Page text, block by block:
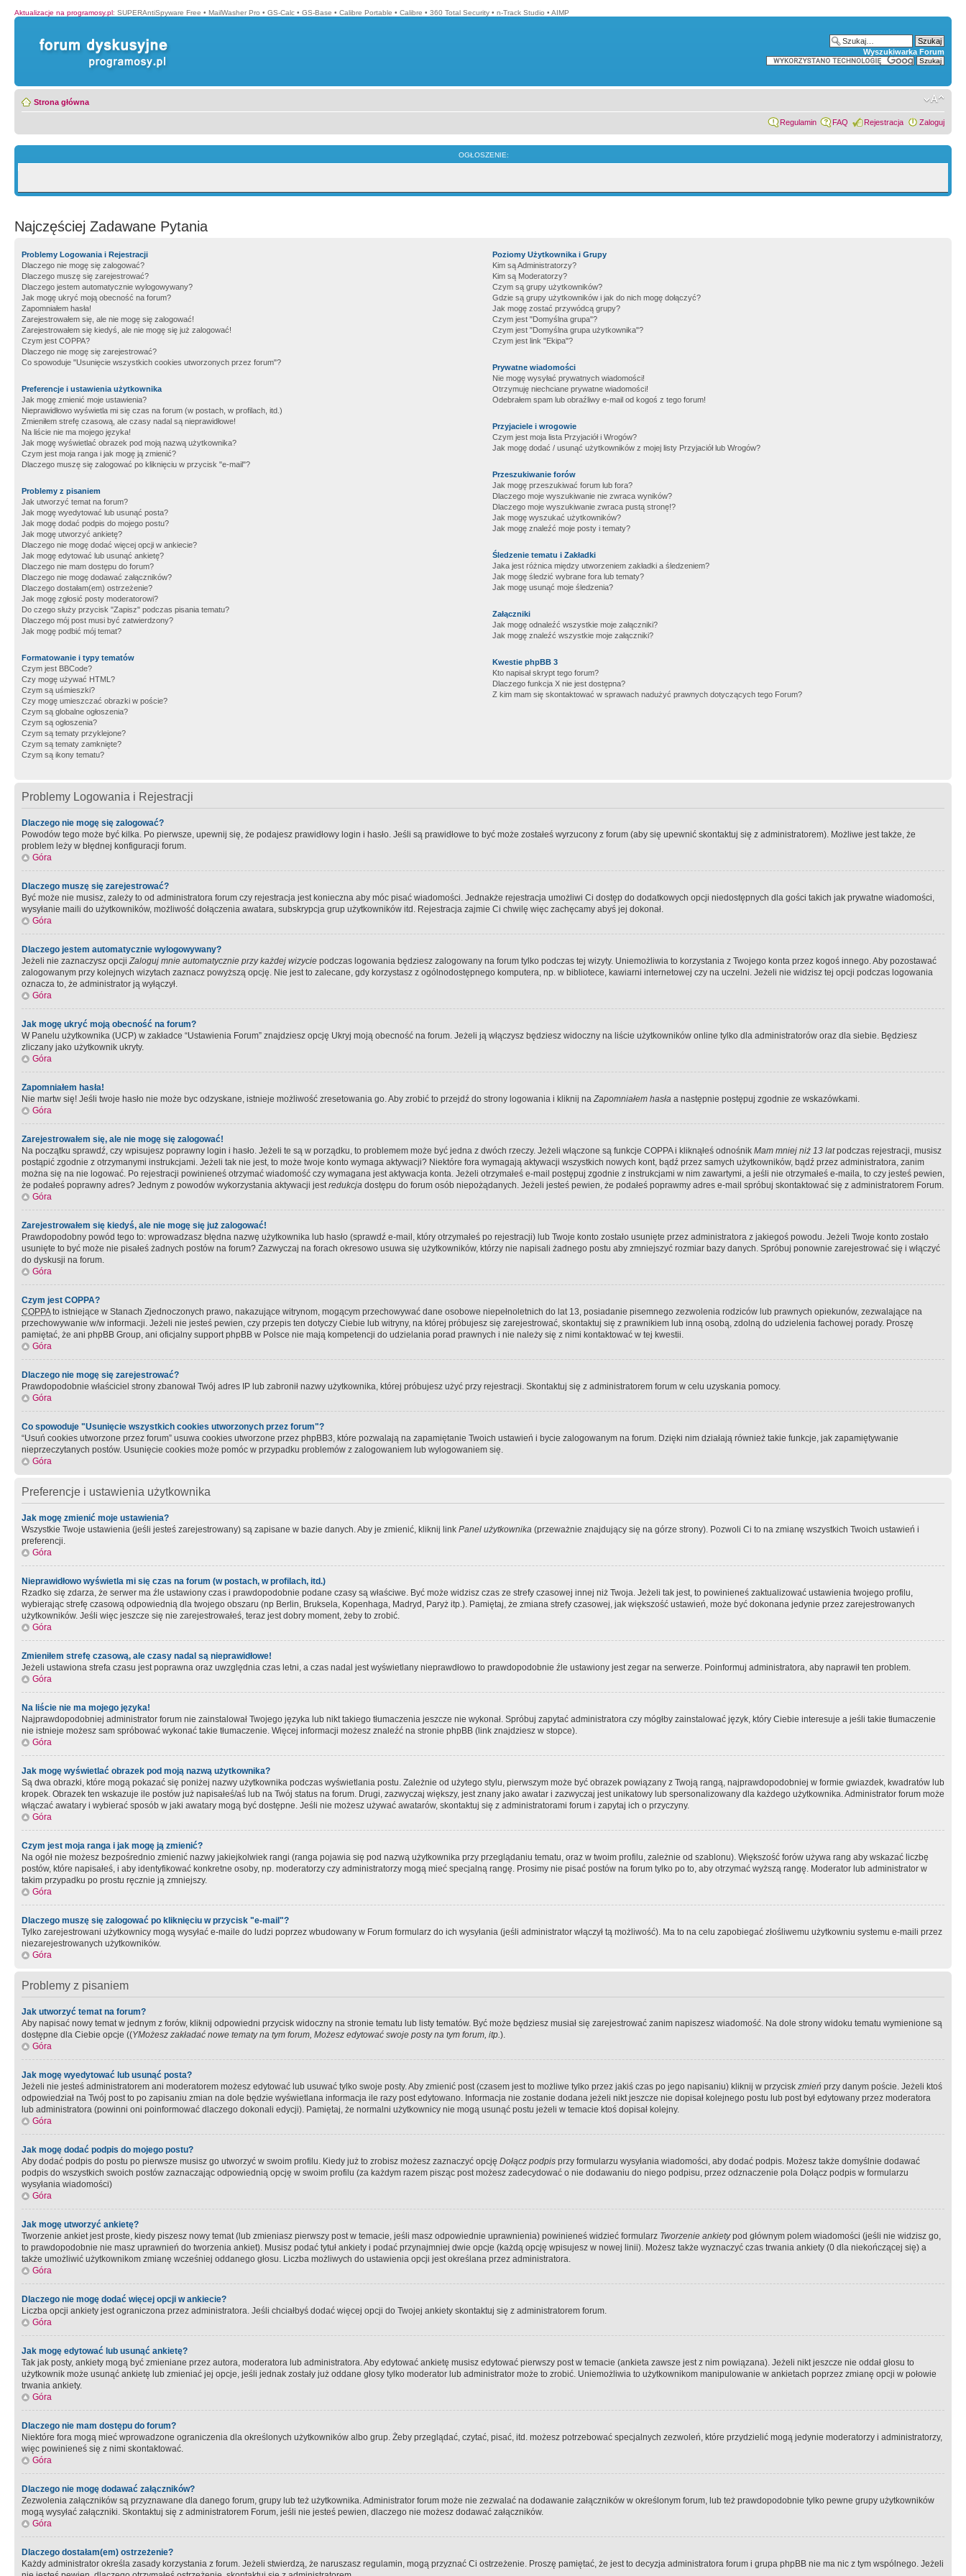
Aktualizacje na programosy.pl: SUPERAntiSpyware Free • MailWasher Pro • GS-Calc • GS-Base • Calibre Portable • Calibre • 360 Total Security • n-Track Studio • AIMP
Wyszukiwarka Forum
Strona główna
Regulamin FAQ Rejestracja Zaloguj
OGŁOSZENIE:
Najczęściej Zadawane Pytania
Problemy Logowania i Rejestracji
Dlaczego nie mogę się zalogować?
Dlaczego muszę się zarejestrować?
Dlaczego jestem automatycznie wylogowywany?
Jak mogę ukryć moją obecność na forum?
Zapomniałem hasła!
Zarejestrowałem się, ale nie mogę się zalogować!
Zarejestrowałem się kiedyś, ale nie mogę się już zalogować!
Czym jest COPPA?
Dlaczego nie mogę się zarejestrować?
Co spowoduje "Usunięcie wszystkich cookies utworzonych przez forum"?
Preferencje i ustawienia użytkownika
Jak mogę zmienić moje ustawienia?
Nieprawidłowo wyświetla mi się czas na forum (w postach, w profilach, itd.)
Zmieniłem strefę czasową, ale czasy nadal są nieprawidłowe!
Na liście nie ma mojego języka!
Jak mogę wyświetlać obrazek pod moją nazwą użytkownika?
Czym jest moja ranga i jak mogę ją zmienić?
Dlaczego muszę się zalogować po kliknięciu w przycisk "e-mail"?
Problemy z pisaniem
Jak utworzyć temat na forum?
Jak mogę wyedytować lub usunąć posta?
Jak mogę dodać podpis do mojego postu?
Jak mogę utworzyć ankietę?
Dlaczego nie mogę dodać więcej opcji w ankiecie?
Jak mogę edytować lub usunąć ankietę?
Dlaczego nie mam dostępu do forum?
Dlaczego nie mogę dodawać załączników?
Dlaczego dostałam(em) ostrzeżenie?
Jak mogę zgłosić posty moderatorowi?
Do czego służy przycisk "Zapisz" podczas pisania tematu?
Dlaczego mój post musi być zatwierdzony?
Jak mogę podbić mój temat?
Formatowanie i typy tematów
Czym jest BBCode?
Czy mogę używać HTML?
Czym są uśmieszki?
Czy mogę umieszczać obrazki w poście?
Czym są globalne ogłoszenia?
Czym są ogłoszenia?
Czym są tematy przyklejone?
Czym są tematy zamknięte?
Czym są ikony tematu?
Poziomy Użytkownika i Grupy
Kim są Administratorzy?
Kim są Moderatorzy?
Czym są grupy użytkowników?
Gdzie są grupy użytkowników i jak do nich mogę dołączyć?
Jak mogę zostać przywódcą grupy?
Czym jest "Domyślna grupa"?
Czym jest "Domyślna grupa użytkownika"?
Czym jest link "Ekipa"?
Prywatne wiadomości
Nie mogę wysyłać prywatnych wiadomości!
Otrzymuję niechciane prywatne wiadomości!
Odebrałem spam lub obraźliwy e-mail od kogoś z tego forum!
Przyjaciele i wrogowie
Czym jest moja lista Przyjaciół i Wrogów?
Jak mogę dodać / usunąć użytkowników z mojej listy Przyjaciół lub Wrogów?
Przeszukiwanie forów
Jak mogę przeszukiwać forum lub fora?
Dlaczego moje wyszukiwanie nie zwraca wyników?
Dlaczego moje wyszukiwanie zwraca pustą stronę!?
Jak mogę wyszukać użytkowników?
Jak mogę znaleźć moje posty i tematy?
Śledzenie tematu i Zakładki
Jaka jest różnica między utworzeniem zakładki a śledzeniem?
Jak mogę śledzić wybrane fora lub tematy?
Jak mogę usunąć moje śledzenia?
Załączniki
Jak mogę odnaleźć wszystkie moje załączniki?
Jak mogę znaleźć wszystkie moje załączniki?
Kwestie phpBB 3
Kto napisał skrypt tego forum?
Dlaczego funkcja X nie jest dostępna?
Z kim mam się skontaktować w sprawach nadużyć prawnych dotyczących tego Forum?
Problemy Logowania i Rejestracji
Dlaczego nie mogę się zalogować?
Powodów tego może być kilka. Po pierwsze, upewnij się, że podajesz prawidłowy login i hasło. Jeśli są prawidłowe to być może zostałeś wyrzucony z forum (aby się upewnić skontaktuj się z administratorem). Możliwe jest także, że
problem leży w błędnej konfiguracji forum.
Góra
Dlaczego muszę się zarejestrować?
Być może nie musisz, zależy to od administratora forum czy rejestracja jest konieczna aby móc pisać wiadomości. Jednakże rejestracja umożliwi Ci dostęp do dodatkowych opcji niedostępnych dla gości takich jak prywatne wiadomości,
wysyłanie maili do użytkowników, możliwość dołączenia awatara, subskrypcja grup użytkowników itd. Rejestracja zajmie Ci chwilę więc zachęcamy abyś jej dokonał.
Góra
Dlaczego jestem automatycznie wylogowywany?
Jeżeli nie zaznaczysz opcjiZaloguj mnie automatycznie przy każdej wizycie podczas logowania będziesz zalogowany na forum tylko podczas tej wizyty. Uniemożliwia to korzystania z Twojego konta przez kogoś innego. Aby pozostawać
zalogowanym przy kolejnych wizytach zaznacz powyższą opcję. Nie jest to zalecane, gdy korzystasz z ogólnodostępnego komputera, np. w bibliotece, kawiarni internetowej czy na uczelni. Jeżeli nie widzisz tej opcji podczas logowania
oznacza to, że administrator ją wyłączył.
Góra
Jak mogę ukryć moją obecność na forum?
W Panelu użytkownika (UCP) w zakładce “Ustawienia Forum” znajdziesz opcję Ukryj moją obecność na forum. Jeżeli ją włączysz będziesz widoczny na liście użytkowników online tylko dla administratorów oraz dla siebie. Będziesz
zliczany jako użytkownik ukryty.
Góra
Zapomniałem hasła!
Nie martw się! Jeśli twoje hasło nie może byc odzyskane, istnieje możliwość zresetowania go. Aby zrobić to przejdź do strony logowania i kliknij naZapomniałem hasła a następnie postępuj zgodnie ze wskazówkami.
Góra
Zarejestrowałem się, ale nie mogę się zalogować!
Na początku sprawdź, czy wpisujesz poprawny login i hasło. Jeżeli te są w porządku, to problemem może być jedna z dwóch rzeczy. Jeżeli włączone są funkcje COPPA i kliknąłeś odnośnik Mam mniej niż 13 latpodczas rejestracji, musisz
postąpić zgodnie z otrzymanymi instrukcjami. Jeżeli tak nie jest, to może twoje konto wymaga aktywacji? Niektóre fora wymagają aktywacji wszystkich nowych kont, bądź przez samych użytkowników, bądź przez administratora, zanim
można się na nie logować. Po rejestracji powinieneś otrzymać wiadomość czy wymagana jest aktywacja konta. Jeżeli otrzymałeś e-mail postępuj zgodnie z instrukcjami w nim zawartymi, a jeśli nie otrzymałeś e-maila, to czy jesteś pewien,
że podałeś poprawny adres? Jednym z powodów wykorzystania aktywacji jestredukcja dostępu do forum osób niepożądanych. Jeżeli jesteś pewien, że podałeś poprawmy adres e-mail spróbuj skontaktować się z administratorem Forum.
Góra
Zarejestrowałem się kiedyś, ale nie mogę się już zalogować!
Prawdopodobny powód tego to: wprowadzasz błędna nazwę użytkownika lub hasło (sprawdź e-mail, który otrzymałeś po rejestracji) lub Twoje konto zostało usunięte przez administratora z jakiegoś powodu. Jeżeli Twoje konto zostało
usunięte to być może nie pisałeś żadnych postów na forum? Zazwyczaj na forach okresowo usuwa się użytkowników, którzy nie napisali żadnego postu aby zmniejszyć rozmiar bazy danych. Spróbuj ponownie zarejestrować się i włączyć
do dyskusji na forum.
Góra
Czym jest COPPA?
COPPAto istniejące w Stanach Zjednoczonych prawo, nakazujące witrynom, mogącym przechowywać dane osobowe niepełnoletnich do lat 13, posiadanie pisemnego zezwolenia rodziców lub prawnych opiekunów, zezwalające na
przechowywanie w/w informacji. Jeżeli nie jesteś pewien, czy przepis ten dotyczy Ciebie lub witryny, na której próbujesz się zarejestrować, skontaktuj się z prawnikiem lub inną osobą, zdolną do udzielenia fachowej porady. Proszę
pamiętać, że ani phpBB Group, ani oficjalny support phpBB w Polsce nie mają kompetencji do udzielania porad prawnych i nie należy się z nimi kontaktować w tej kwestii.
Góra
Dlaczego nie mogę się zarejestrować?
Prawdopodobnie właściciel strony zbanował Twój adres IP lub zabronił nazwy użytkownika, której próbujesz użyć przy rejestracji. Skontaktuj się z administratorem forum w celu uzyskania pomocy.
Góra
Co spowoduje "Usunięcie wszystkich cookies utworzonych przez forum"?
“Usuń cookies utworzone przez forum” usuwa cookies utworzone przez phpBB3, które pozwalają na zapamiętanie Twoich ustawień i bycie zalogowanym na forum. Dzięki nim działają również takie funkcje, jak zapamiętywanie
nieprzeczytanych postów. Usunięcie cookies może pomóc w przypadku problemów z zalogowaniem lub wylogowaniem się.
Góra
Preferencje i ustawienia użytkownika
Jak mogę zmienić moje ustawienia?
Wszystkie Twoje ustawienia (jeśli jesteś zarejestrowany) są zapisane w bazie danych. Aby je zmienić, kliknij link Panel użytkownika (przeważnie znajdujący się na górze strony). Pozwoli Ci to na zmianę wszystkich Twoich ustawień i
preferencji.
Góra
Nieprawidłowo wyświetla mi się czas na forum (w postach, w profilach, itd.)
Rzadko się zdarza, że serwer ma źle ustawiony czas i prawdopodobnie podane czasy są właściwe. Być może widzisz czas ze strefy czasowej innej niż Twoja. Jeżeli tak jest, to powinieneś zaktualizować ustawienia twojego profilu,
wybierając strefę czasową odpowiednią dla twojego obszaru (np Berlin, Bruksela, Kopenhaga, Madryd, Paryż itp.). Pamiętaj, że zmiana strefy czasowej, jak większość ustawień, może być dokonana jedynie przez zarejestrowanych
użytkowników. Jeśli więc jeszcze się nie zarejestrowałeś, teraz jest dobry moment, żeby to zrobić.
Góra
Zmieniłem strefę czasową, ale czasy nadal są nieprawidłowe!
Jeżeli ustawiona strefa czasu jest poprawna oraz uwzględnia czas letni, a czas nadal jest wyświetlany nieprawdłowo to prawdopodobnie źle ustawiony jest zegar na serwerze. Poinformuj administratora, aby naprawił ten problem.
Góra
Na liście nie ma mojego języka!
Najprawdopodobniej administrator forum nie zainstalował Twojego języka lub nikt takiego tłumaczenia jeszcze nie wykonał. Spróbuj zapytać administratora czy mógłby zainstalować język, który Ciebie interesuje a jeśli takie tłumaczenie
nie istnieje możesz sam spróbować wykonać takie tłumaczenie. Więcej informacji możesz znaleźć na stronie phpBB (link znajdziesz w stopce).
Góra
Jak mogę wyświetlać obrazek pod moją nazwą użytkownika?
Są dwa obrazki, które mogą pokazać się poniżej nazwy użytkownika podczas wyświetlania postu. Zależnie od użytego stylu, pierwszym może być obrazek powiązany z Twoją rangą, najprawdopodobniej w formie gwiazdek, kwadratów lub
kropek. Obrazek ten wskazuje ile postów już napisałeś/aś lub na Twój status na forum. Drugi, zazwyczaj większy, jest znany jako awatar i zazwyczaj jest unikatowy lub spersonalizowany dla każdego użytkownika. Administrator forum może
włączać awatary i wybierać sposób w jaki awatary mogą być dostępne. Jeśli nie możesz używać awatarów, skontaktuj się z administratorami forum i zapytaj ich o przyczyny.
Góra
Czym jest moja ranga i jak mogę ją zmienić?
Na ogół nie możesz bezpośrednio zmienić nazwy jakiejkolwiek rangi (ranga pojawia się pod nazwą użytkownika przy przeglądaniu tematu, oraz w twoim profilu, zależnie od szablonu). Większość forów używa rang aby wskazać liczbę
postów, które napisałeś, i aby identyfikować konkretne osoby, np. moderatorzy czy administratorzy mogą mieć specjalną rangę. Prosimy nie pisać postów na forum tylko po to, aby otrzymać wyższą rangę. Moderator lub administrator w
takim przypadku po prostu ręcznie ją zmniejszy.
Góra
Dlaczego muszę się zalogować po kliknięciu w przycisk "e-mail"?
Tylko zarejestrowani użytkownicy mogą wysyłać e-maile do ludzi poprzez wbudowany w Forum formularz do ich wysyłania (jeśli administrator włączył tą możliwość). Ma to na celu zapobiegać złośliwemu użytkowniu systemu e-maili przez
niezarejestrowanych użytkowników.
Góra
Problemy z pisaniem
Jak utworzyć temat na forum?
Aby napisać nowy temat w jednym z forów, kliknij odpowiedni przycisk widoczny na stronie tematu lub listy tematów. Być może będziesz musiał się zarejestrować zanim napiszesz wiadomość. Na dole strony widoku tematu wymienione są
dostępne dla Ciebie opcje ((YMożesz zakładać nowe tematy na tym forum, Możesz edytować swoje posty na tym forum, itp.).
Góra
Jak mogę wyedytować lub usunąć posta?
Jeżeli nie jesteś administratorem ani moderatorem możesz edytować lub usuwać tylko swoje posty. Aby zmienić post (czasem jest to możliwe tylko przez jakiś czas po jego napisaniu) kliknij w przycisk zmień przy danym poście. Jeżeli ktoś
odpowiedział na Twój post to po zapisaniu zmian na dole będzie wyświetlana informacja ile razy post edytowano. Informacja nie zostanie dodana jeżeli nikt jeszcze nie dopisał kolejnego postu lub post był edytowany przez moderatora
lub administratora (powinni oni poinformować dlaczego dokonali edycji). Pamiętaj, że normalni użytkownicy nie mogą usunąć postu jeżeli w temacie ktoś dopisał kolejny.
Góra
Jak mogę dodać podpis do mojego postu?
Aby dodać podpis do postu po pierwsze musisz go utworzyć w swoim profilu. Kiedy już to zrobisz możesz zaznaczyć opcję Dołącz podpis przy formularzu wysyłania wiadomości, aby dodać podpis. Możesz także domyślnie dodawać
podpis do wszystkich swoich postów zaznaczając odpowiednią opcję w swoim profilu (za każdym razem pisząc post możesz zadecydować o nie dodawaniu do niego podpisu, przez odznaczenie pola Dołącz podpis w formularzu
wysyłania wiadomości)
Góra
Jak mogę utworzyć ankietę?
Tworzenie ankiet jest proste, kiedy piszesz nowy temat (lub zmieniasz pierwszy post w temacie, jeśli masz odpowiednie uprawnienia) powinieneś widzieć formularz Tworzenie ankietypod głównym polem wiadomości (jeśli nie widzisz go,
to prawdopodobnie nie masz uprawnień do tworzenia ankiet). Musisz podać tytuł ankiety i podać przynajmniej dwie opcje (każdą opcję wpisujesz w nowej linii). Możesz także wyznaczyć czas trwania ankiety (0 dla niekończącej się) a
także umożliwić użytkownikom zmianę wcześniej oddanego głosu. Liczba możliwych do ustawienia opcji jest określana przez administratora.
Góra
Dlaczego nie mogę dodać więcej opcji w ankiecie?
Liczba opcji ankiety jest ograniczona przez administratora. Jeśli chciałbyś dodać więcej opcji do Twojej ankiety skontaktuj się z administratorem forum.
Góra
Jak mogę edytować lub usunąć ankietę?
Tak jak posty, ankiety mogą być zmieniane przez autora, moderatora lub administratora. Aby edytować ankietę musisz edytować pierwszy post w temacie (ankieta zawsze jest z nim powiązana). Jeżeli nikt jeszcze nie oddał głosu to
użytkownik może usunąć ankietę lub zmieniać jej opcje, jeśli jednak zostały już oddane głosy tylko moderator lub administrator może to zrobić. Uniemożliwia to użytkownikom manipulowanie w ankietach poprzez zmianę opcji w połowie
trwania ankiety.
Góra
Dlaczego nie mam dostępu do forum?
Niektóre fora mogą mieć wprowadzone ograniczenia dla określonych użytkowników albo grup. Żeby przeglądać, czytać, pisać, itd. możesz potrzebować specjalnych zezwoleń, które przydzielić mogą jedynie moderatorzy i administratorzy,
więc powinieneś się z nimi skontaktować.
Góra
Dlaczego nie mogę dodawać załączników?
Zezwolenia załączników są przyznawane dla danego forum, grupy lub też użytkownika. Administrator forum może nie zezwalać na dodawanie załączników w określonym forum, lub też prawdopodobnie tylko pewne grupy użytkowników
mogą wysyłać załączniki. Skontaktuj się z administratorem Forum, jeśli nie jesteś pewien, dlaczego nie możesz dodawać załączników.
Góra
Dlaczego dostałam(em) ostrzeżenie?
Każdy administrator określa zasady korzystania z forum. Jeżeli stwierdzą, że naruszasz regulamin, mogą przyznać Ci ostrzeżenie. Proszę pamiętać, że jest to decyzja administratora forum i grupa phpBB nie ma nic z tym wspólnego. Jeżeli